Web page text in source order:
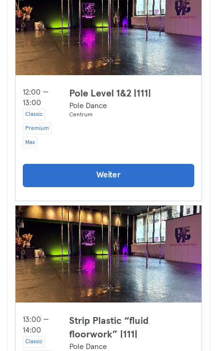
12:00 —
13:00
Classic
Premium
Max
Pole Level 1&2 |111|
Pole Dance
Centrum
Weiter
13:00 —
14:00
Classic
Strip Plastic “fluid
floorwork” |111|
Pole Dance